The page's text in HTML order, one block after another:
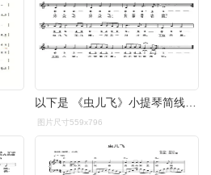
图片尺寸559x796